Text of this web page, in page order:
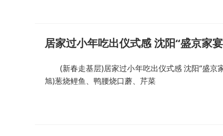
居家过小年吃出仪式感 沈阳“盛京家
(新春走基层)居家过小年吃出仪式感 沈阳“盛
旭)葱烧鲤鱼、鸭腰烧口蘑、芹菜